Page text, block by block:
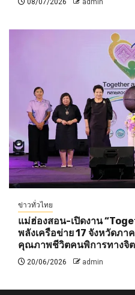
08/07/2026 admin
ข่าวทั่วไทย
แม่ฮ่องสอน-เปิดงาน
พลังเครือข่าย 17 จังหวัดภา
คุณภาพชีวิตคนพิการทางจิต
20/06/2026 admin